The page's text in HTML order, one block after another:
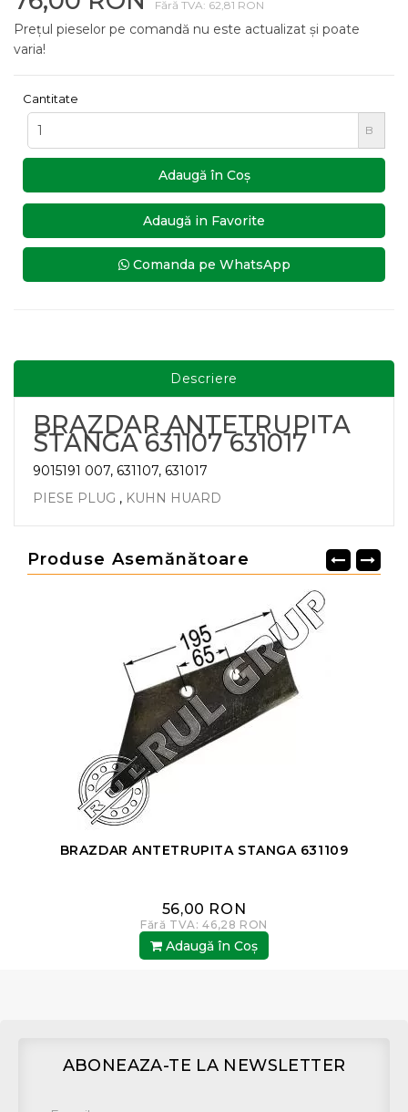
Fără TVA: 62,81 RON
Prețul pieselor pe comandă nu este actualizat și poate
varia!
Cantitate
B
Adaugă în Coş
Adaugă in Favorite
Comanda pe WhatsApp
Descriere
BRAZDAR ANTETRUPITA
STANGA 631107 631017
9015191 007, 631107, 631017
PIESE PLUG , KUHN HUARD
Produse Asemănătoare
BRAZDAR ANTETRUPITA STANGA 631109
56,00 RON
Fără TVA: 46,28 RON
Adaugă în Coş
ABONEAZA-TE LA NEWSLETTER